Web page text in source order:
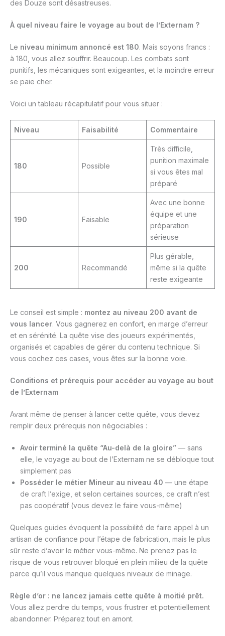
des Douze sont désastreuses.
À quel niveau faire le voyage au bout de l’Externam ?
Le niveau minimum annoncé est 180. Mais soyons francs :
à 180, vous allez souffrir. Beaucoup. Les combats sont
punitifs, les mécaniques sont exigeantes, et la moindre erreur
se paie cher.
Voici un tableau récapitulatif pour vous situer :
Niveau Faisabilité Commentaire
180 Possible
Très difficile,
punition maximale
si vous êtes mal
préparé
190 Faisable
Avec une bonne
équipe et une
préparation
sérieuse
200 Recommandé
Plus gérable,
même si la quête
reste exigeante
Le conseil est simple : montez au niveau 200 avant de
vous lancer. Vous gagnerez en confort, en marge d’erreur
et en sérénité. La quête vise des joueurs expérimentés,
organisés et capables de gérer du contenu technique. Si
vous cochez ces cases, vous êtes sur la bonne voie.
Conditions et prérequis pour accéder au voyage au bout
de l’Externam
Avant même de penser à lancer cette quête, vous devez
remplir deux prérequis non négociables :
Avoir terminé la quête “Au-delà de la gloire” — sans
elle, le voyage au bout de l’Externam ne se débloque tout
simplement pas
Posséder le métier Mineur au niveau 40 — une étape
de craft l’exige, et selon certaines sources, ce craft n’est
pas coopératif (vous devez le faire vous-même)
Quelques guides évoquent la possibilité de faire appel à un
artisan de confiance pour l’étape de fabrication, mais le plus
sûr reste d’avoir le métier vous-même. Ne prenez pas le
risque de vous retrouver bloqué en plein milieu de la quête
parce qu’il vous manque quelques niveaux de minage.
Règle d’or : ne lancez jamais cette quête à moitié prêt.
Vous allez perdre du temps, vous frustrer et potentiellement
abandonner. Préparez tout en amont.